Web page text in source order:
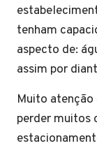
tenham
aspecto de:
assim por
Muito
perder muitos